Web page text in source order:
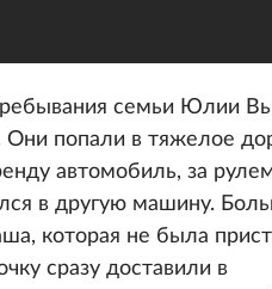
семьи Юлии
Они попали в тяжелое
автомобиль, за
в другую машину.
которая не была
сразу доставили в